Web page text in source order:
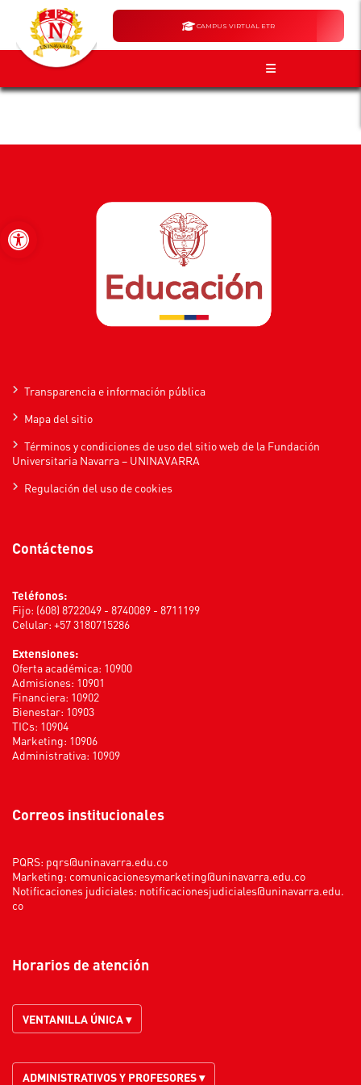
Abrir barra de herramientas
CAMPUS VIRTUAL ETR
Transparencia e información pública
Mapa del sitio
Términos y condiciones de uso del sitio web de la Fundación
Universitaria Navarra – UNINAVARRA
Regulación del uso de cookies
Contáctenos
Teléfonos:
Fijo: (608) 8722049 - 8740089 - 8711199
Celular: +57 3180715286
Extensiones:
Oferta académica: 10900
Admisiones: 10901
Financiera: 10902
Bienestar: 10903
TICs: 10904
Marketing: 10906
Administrativa: 10909
Correos institucionales
PQRS: pqrs@uninavarra.edu.co
Marketing: comunicacionesymarketing@uninavarra.edu.co
Notificaciones judiciales: notificacionesjudiciales@uninavarra.edu.
co
Horarios de atención
VENTANILLA ÚNICA ▾
ADMINISTRATIVOS Y PROFESORES ▾